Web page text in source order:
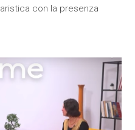
con la presenza